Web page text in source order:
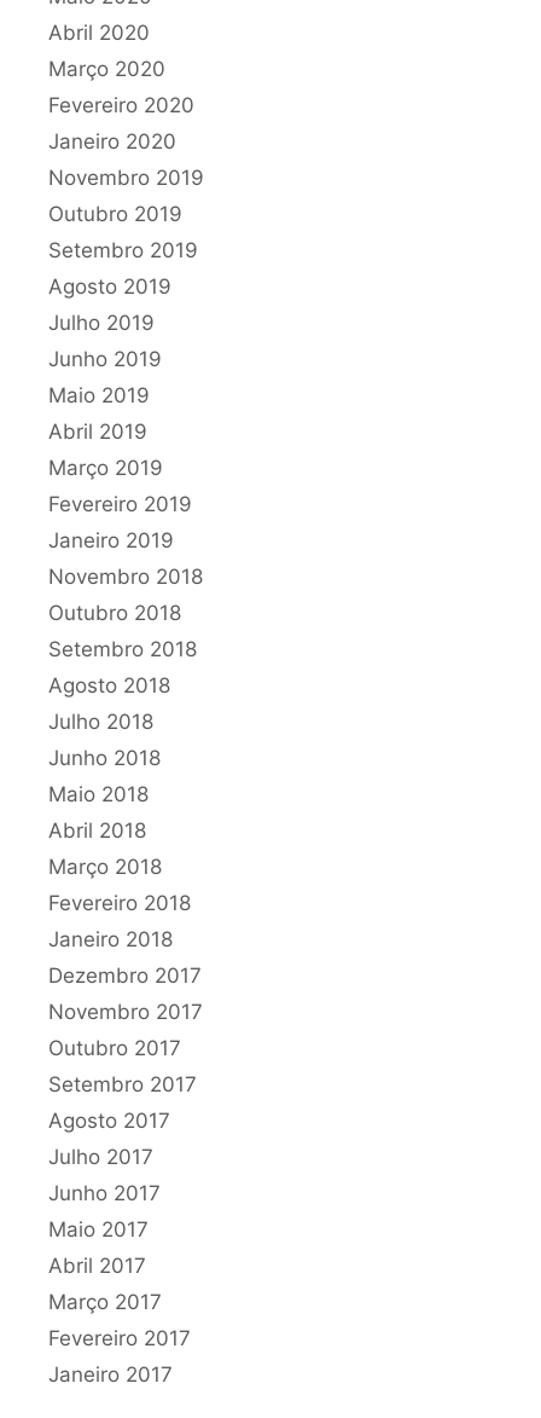
Abril 2020
Março 2020
Fevereiro 2020
Janeiro 2020
Novembro 2019
Outubro 2019
Setembro 2019
Agosto 2019
Julho 2019
Junho 2019
Maio 2019
Abril 2019
Março 2019
Fevereiro 2019
Janeiro 2019
Novembro 2018
Outubro 2018
Setembro 2018
Agosto 2018
Julho 2018
Junho 2018
Maio 2018
Abril 2018
Março 2018
Fevereiro 2018
Janeiro 2018
Dezembro 2017
Novembro 2017
Outubro 2017
Setembro 2017
Agosto 2017
Julho 2017
Junho 2017
Maio 2017
Abril 2017
Março 2017
Fevereiro 2017
Janeiro 2017